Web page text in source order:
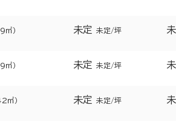
㎡） 未定 未定/坪
㎡） 未定 未定/坪
㎡） 未定 未定/坪